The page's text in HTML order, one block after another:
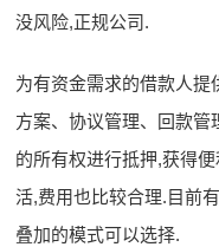
没风险,正规公司.
为有资金需求的借款人
方案、协议管理、回款
的所有权进行抵押,获得
活,费用也比较合理.目前
叠加的模式可以选择.